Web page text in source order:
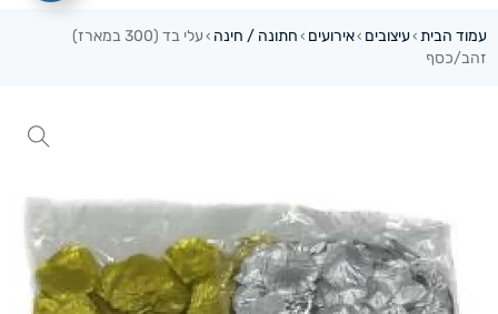
עמוד הבית ›עיצובים ›אירועים › חתונה / חינה ›
עלי בד (300 במארז)
זהב/כסף